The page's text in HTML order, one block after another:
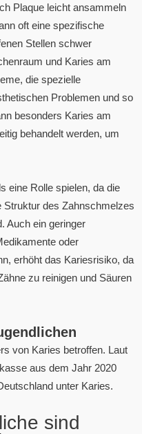
Plaque leicht ansammeln
oft eine spezifische
Stellen schwer
und Karies am
die spezielle
Problemen und so
besonders Karies am
behandelt werden, um
eine Rolle spielen, da die
Struktur des Zahnschmelzes
Auch ein geringer
oder
erhöht das Kariesrisiko, da
zu reinigen und Säuren
von Karies betroffen. Laut
aus dem Jahr 2020
unter Karies.
sind